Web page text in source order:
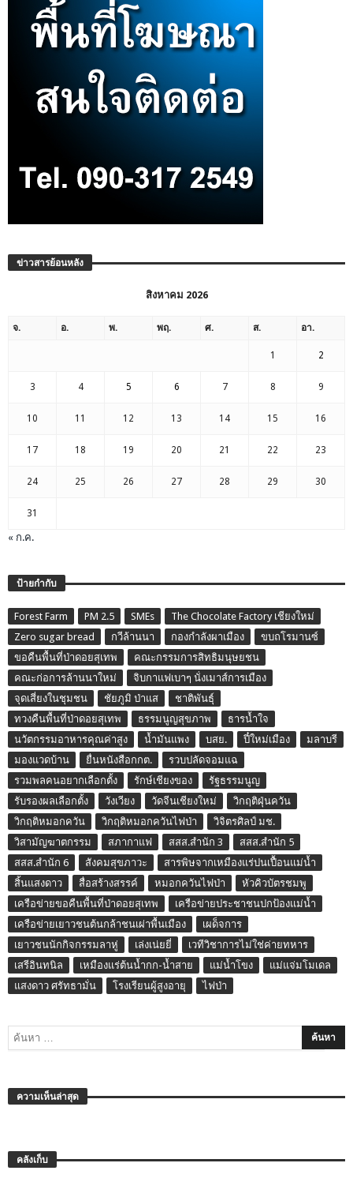
ข่าวสารย้อนหลัง
สิงหาคม 2026
จ. อ. พ. พฤ. ศ. ส. อา.
1 2
3 4 5 6 7 8 9
10 11 12 13 14 15 16
17 18 19 20 21 22 23
24 25 26 27 28 29 30
31
« ก.ค.
ป้ายกำกับ
Forest Farm PM 2.5 SMEs
The Chocolate Factory เชียงใหม่
Zero sugar bread
กวีล้านนา กองกำลังผาเมือง
ขบถโรมานซ์
ขอคืนพื้นที่ป่าดอยสุเทพ
คณะกรรมการสิทธิมนุษยชน
คณะก่อการล้านนาใหม่
จิบกาแฟเบาๆ นั่งเมาส์การเมือง
จุดเสี่ยงในชุมชน
ชัยภูมิ ป่าแส
ชาติพันธุ์
ทวงคืนพื้นที่ป่าดอยสุเทพ
ธรรมนูญสุขภาพ
ธารน้ำใจ
นวัตกรรมอาหารคุณค่าสูง
น้ำมันแพง บสย. ปี๋ใหม่เมือง
มลาบรี
มองแวดบ้าน
ยื่นหนังสือกกต.
รวบปลัดจอมแฉ
รวมพลคนอยากเลือกตั้ง
รักษ์เชียงของ
รัฐธรรมนูญ
รับรองผลเลือกตั้ง
วังเวียง วัดจีนเชียงใหม่
วิกฤติฝุ่นควัน
วิกฤติหมอกควัน
วิกฤติหมอกควันไฟป่า
วิจิตรศิลป์ มช.
วิสามัญฆาตกรรม
สภากาแฟ สสส.สำนัก 3
สสส.สำนัก 5
สสส.สำนัก 6
สังคมสุขภาวะ
สารพิษจากเหมืองแร่ปนเปื้อนแม่น้ำ
สิ้นแสงดาว
สื่อสร้างสรรค์ หมอกควันไฟป่า
หัวคิวบัตรชมพู
เครือข่ายขอคืนพื้นที่ป่าดอยสุเทพ
เครือข่ายประชาชนปกป้องแม่น้ำ
เครือข่ายเยาวชนต้นกล้าชนเผ่าพื้นเมือง
เผด็จการ
เยาวชนนักกิจกรรมลาหู่
เล่งเน่ยยี่
เวทีวิชาการไม่ใช่ค่ายทหาร
เสรีอินทนิล
เหมืองแร่ต้นน้ำกก-น้ำสาย แม่น้ำโขง
แม่แจ่มโมเดล
แสงดาว ศรัทธามั่น
โรงเรียนผู้สูงอายุ ไฟป่า
ความเห็นล่าสุด
คลังเก็บ